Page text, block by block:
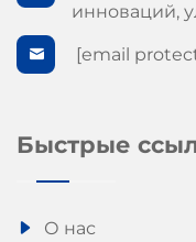
инноваций,
[email
Быстрые
О нас